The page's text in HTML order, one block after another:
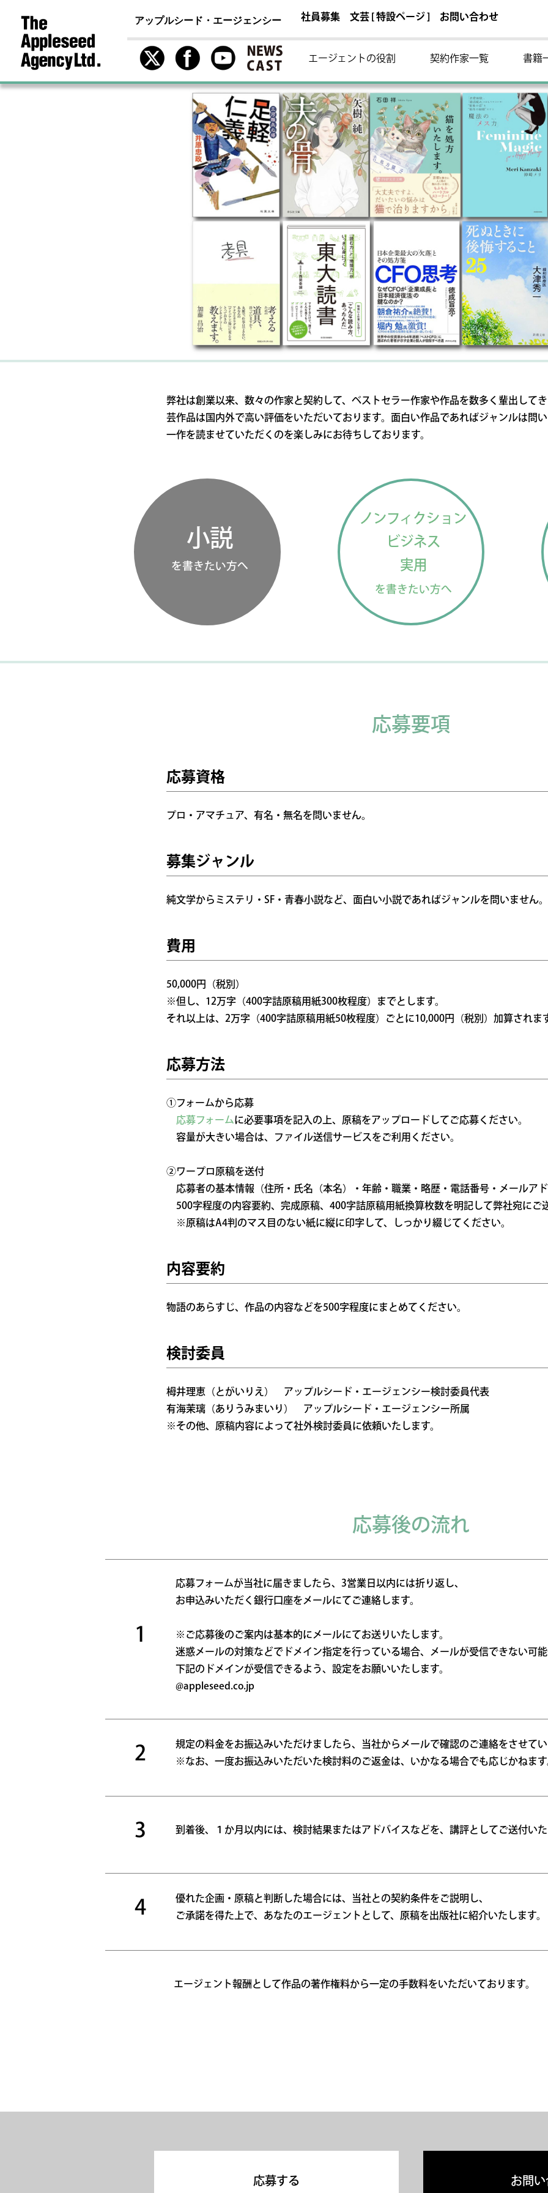
アップルシード・エージェンシー 社員募集 文芸 [ 特設ページ ] お問い合わせ
エージェントの役割 契約作家一覧 書籍
弊社は創業以来、数々の作家と契約して、ベストセラー作家や作品を数多く輩出して
芸作品は国内外で高い評価をいただいております。面白い作品であればジャンルは問
一作を読ませていただくのを楽しみにお待ちしております。
小説
を書きたい方へ
ノンフィクション
ビジネス
実用
を書きたい方へ
応募要項
応募資格
プロ・アマチュア、有名・無名を問いません。
募集ジャンル
純文学からミステリ・SF・青春小説など、面白い小説であればジャンルを問いません。
費用
50,000円（税別）
※但し、12万字（400字詰原稿用紙300枚程度）までとします。
それ以上は、2万字（400字詰原稿用紙50枚程度）ごとに10,000円（税別）加算されま
応募方法
①フォームから応募
応募フォームに必要事項を記入の上、原稿をアップロードしてご応募ください。
容量が大きい場合は、ファイル送信サービスをご利用ください。
②ワープロ原稿を送付
応募者の基本情報（住所・氏名（本名）・年齢・職業・略歴・電話番号・メールア
500字程度の内容要約、完成原稿、400字詰原稿用紙換算枚数を明記して弊社宛にご
※原稿はA4判のマス目のない紙に縦に印字して、しっかり綴じてください。
内容要約
物語のあらすじ、作品の内容などを500字程度にまとめてください。
検討委員
栂井理恵（とがいりえ） アップルシード・エージェンシー検討委員代表
有海茉璃（ありうみまいり） アップルシード・エージェンシー所属
※その他、原稿内容によって社外検討委員に依頼いたします。
応募後の流れ
1
応募フォームが当社に届きましたら、3営業日以内には折り返し、
お申込みいただく銀行口座をメールにてご連絡します。
※ご応募後のご案内は基本的にメールにてお送りいたします。
迷惑メールの対策などでドメイン指定を行っている場合、メールが受信できない可
下記のドメインが受信できるよう、設定をお願いいたします。
@appleseed.co.jp
2
規定の料金をお振込みいただけましたら、当社からメールで確認のご連絡をさせて
※なお、一度お振込みいただいた検討料のご返金は、いかなる場合でも応じかねま
3 到着後、１か月以内には、検討結果またはアドバイスなどを、講評としてご送付い
4
優れた企画・原稿と判断した場合には、当社との契約条件をご説明し、
ご承諾を得た上で、あなたのエージェントとして、原稿を出版社に紹介いたします。
エージェント報酬として作品の著作権料から一定の手数料をいただいております。
応募する お問